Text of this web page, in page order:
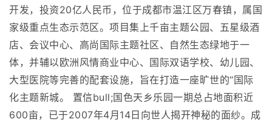
开发，投资20亿人民币，位于成都市温江区万春镇，属国
家级重点生态示范区。项目集上千亩主题公园、五星级酒
店、会议中心、高尚国际主题社区、自然生态绿地于一
体，并辅以欧洲风情商业中心、国际双语学校、幼儿园、
大型医院等完善的配套设施，旨在打造一座旷世的“国际
化主题新城。 置信bull;国色天乡乐园一期总占地面积近
600亩，已于2007年4月14日向世人揭开神秘的面纱。成